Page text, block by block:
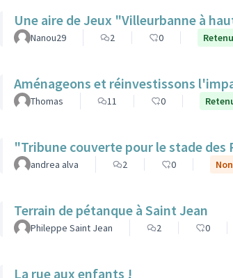
Une aire de Jeux "Villeurbanne à
Nanou29 2 0
Aménageons et réinvestissons
Thomas 11 0
"Tribune couverte pour le stade des
andrea alva 2 0
Terrain de pétanque à Saint Jean
Phileppe Saint Jean 2 0
La rue aux enfants !